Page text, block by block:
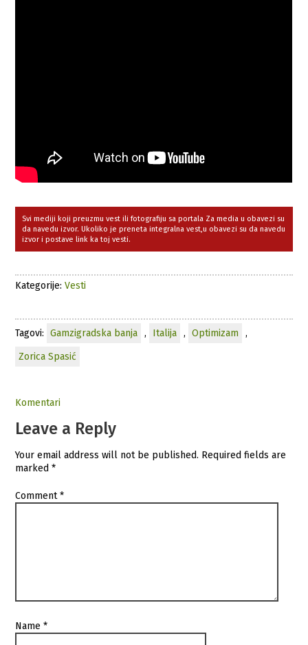
Svi mediji koji preuzmu vest ili fotografiju sa portala Za media u obavezi su
da navedu izvor. Ukoliko je preneta integralna vest,u obavezi su da navedu
izvor i postave link ka toj vesti.
Kategorije:Vesti
Tagovi: Gamzigradska banja , Italija , Optimizam
,
Zorica Spasić
Komentari
Leave a Reply
Your email address will not be published. Required fields are
marked*
Comment*
Name*